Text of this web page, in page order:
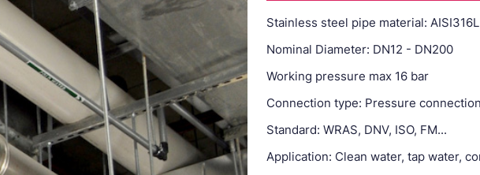
Stainless steel pipe material: AISI316L
Nominal Diameter: DN12 - DN200
Working pressure max 16 bar
Connection type: Pressure
Standard: WRAS, DNV, ISO, FM...
Application: Clean water, tap water,